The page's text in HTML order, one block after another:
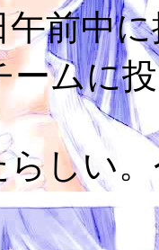
午前中
ームに
しい